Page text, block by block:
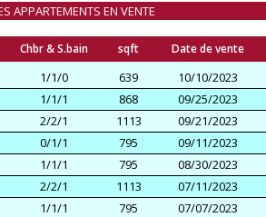
APPARTEMENTS EN VENTE
Chbr & S.bain sqft Date de vente
1/1/0 639
10/10/2023
1/1/1 868
09/25/2023
2/2/1 1113
09/21/2023
0/1/1 795
09/11/2023
1/1/1 795
08/30/2023
2/2/1 1113
07/11/2023
1/1/1 795
07/07/2023